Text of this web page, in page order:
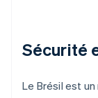
Sécurité
Le Brésil est